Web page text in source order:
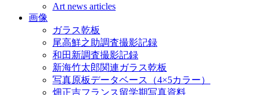
Art news articles
画像
ガラス乾板
尾高鮮之助調査撮影記録
和田新調査撮影記録
新海竹太郎関連ガラス乾板
写真原板データベース（4×5カラー）
畑正吉フランス留学期写真資料